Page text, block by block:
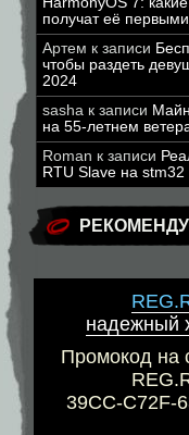
получат её первыми
Артем к записи
чтобы раздеть
2024
sasha к записи
на 55-летнем
Roman к записи
RTU Slave на stm32
надежный
Промокод на
39CC-C72F-